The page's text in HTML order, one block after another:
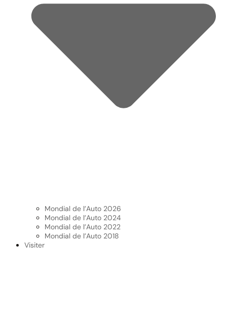
Mondial de l’Auto 2026
Mondial de l’Auto 2024
Mondial de l’Auto 2022
Mondial de l’Auto 2018
Visiter